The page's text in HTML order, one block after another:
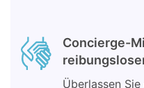
Concierge-
Überlassen